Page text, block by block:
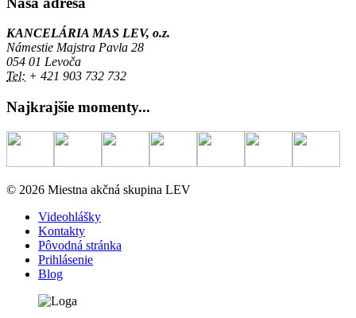
KANCELÁRIA MAS LEV, o.z.
Námestie Majstra Pavla 28
054 01 Levoča
Tel: + 421 903 732 732
Najkrajšie momenty...
© 2026 Miestna akčná skupina LEV
Videohlášky
Kontakty
Pôvodná stránka
Prihlásenie
Blog